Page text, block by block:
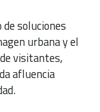
soluciones
urbana y el
visitantes,
afluencia